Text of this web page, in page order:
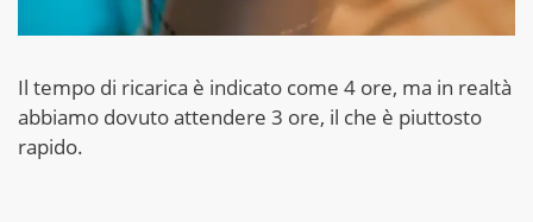
Il tempo di ricarica è indicato come 4 ore, ma in realtà
abbiamo dovuto attendere 3 ore, il che è piuttosto
rapido.